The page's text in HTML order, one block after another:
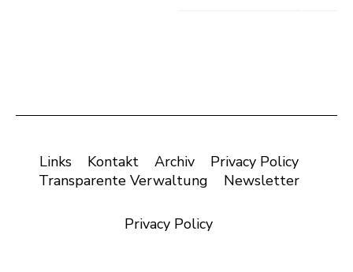
Links Kontakt Archiv
Privacy Policy
Transparente Verwaltung
Newsletter
Privacy Policy